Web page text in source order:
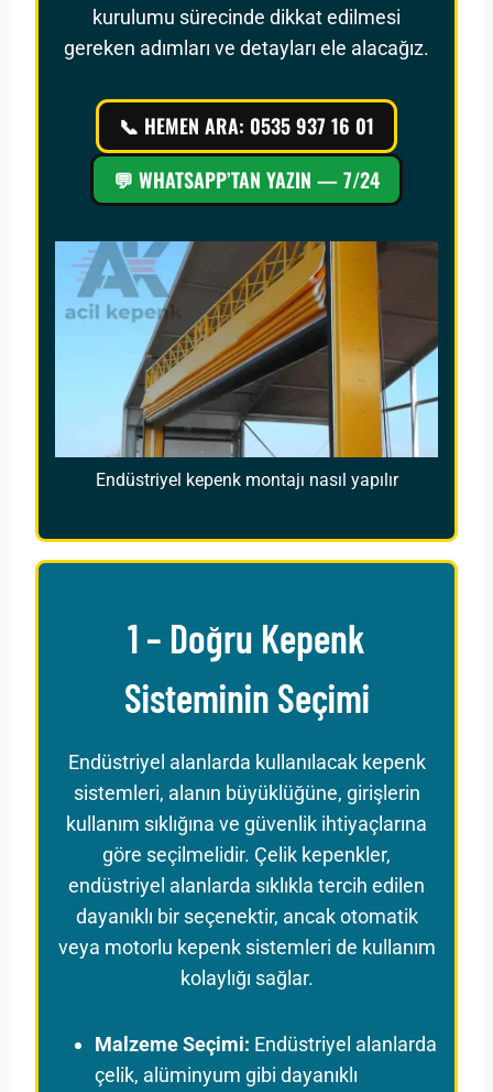
kurulumu sürecinde dikkat edilmesi
gereken adımları ve detayları ele alacağız.
📞 HEMEN ARA: 0535 937 16 01
💬 WHATSAPP’TAN YAZIN — 7/24
Endüstriyel kepenk montajı nasıl yapılır
1 – Doğru Kepenk
Sisteminin Seçimi
Endüstriyel alanlarda kullanılacak kepenk
sistemleri, alanın büyüklüğüne, girişlerin
kullanım sıklığına ve güvenlik ihtiyaçlarına
göre seçilmelidir. Çelik kepenkler,
endüstriyel alanlarda sıklıkla tercih edilen
dayanıklı bir seçenektir, ancak otomatik
veya motorlu kepenk sistemleri de kullanım
kolaylığı sağlar.
Malzeme Seçimi: Endüstriyel alanlarda
çelik, alüminyum gibi dayanıklı